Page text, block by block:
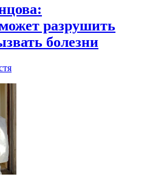
разрушить
болезни